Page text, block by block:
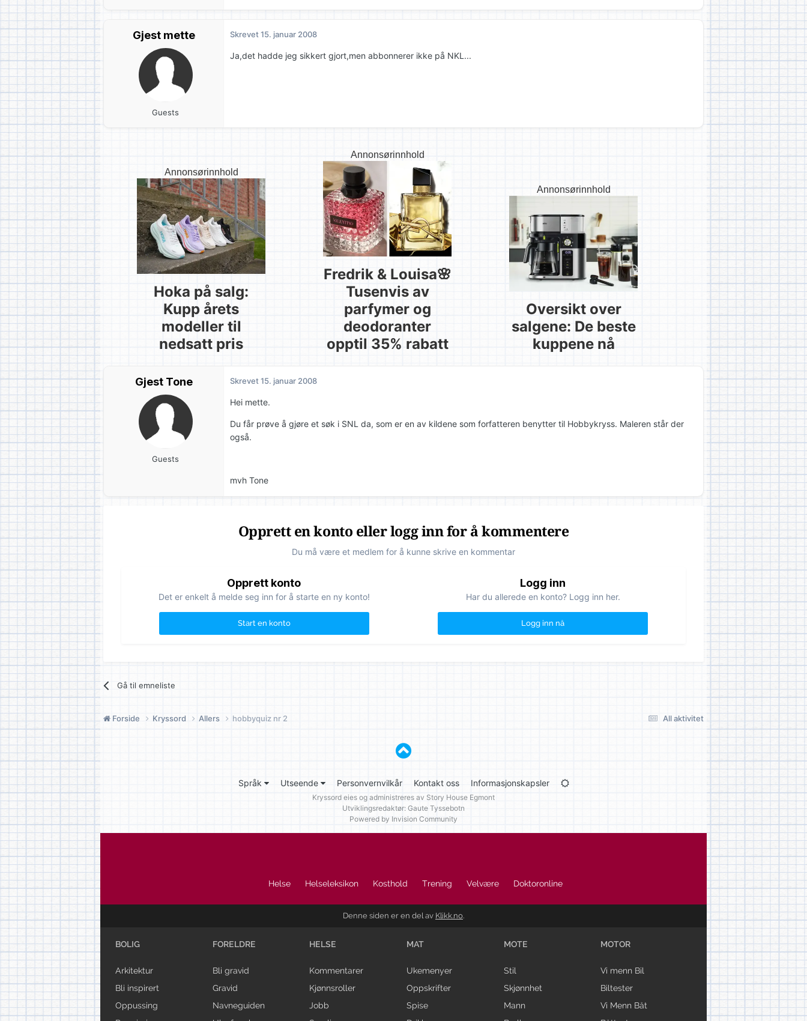
Gjest mette
Guests
Skrevet15. januar 2008
Ja,det hadde jeg sikkert gjort,men abbonnerer ikke på NKL...
Annonsørinnhold
Hoka på salg:
Kupp årets
modeller til
nedsatt pris
Annonsørinnhold
Fredrik & Louisa🌸
Tusenvis av
parfymer og
deodoranter
opptil 35% rabatt
Annonsørinnhold
Oversikt over
salgene: De beste
kuppene nå
Gjest Tone
Guests
Skrevet15. januar 2008
Hei mette.
Du får prøve å gjøre et søk i SNL da, som er en av kildene som forfatteren benytter til Hobbykryss. Maleren står der
også.
mvh Tone
Opprett en konto eller logg inn for å kommentere
Du må være et medlem for å kunne skrive en kommentar
Opprett konto
Det er enkelt å melde seg inn for å starte en ny konto!
Start en konto
Logg inn
Har du allerede en konto? Logg inn her.
Logg inn nå
Gå til emneliste
All aktivitet
Forside Kryssord Allers hobbyquiz nr 2
Språk Utseende Personvernvilkår Kontakt oss Informasjonskapsler
Kryssord eies og administreres av Story House Egmont
Utviklingsredaktør: Gaute Tyssebotn
Powered by Invision Community
Helse Helseleksikon Kosthold Trening Velvære Doktoronline
Denne siden er en del av Klikk.no.
BOLIG
Arkitektur
Bli inspirert
Oppussing
FORELDRE
Bli gravid
Gravid
Navneguiden
HELSE
Kommentarer
Kjønnsroller
Jobb
MAT
Ukemenyer
Oppskrifter
Spise
MOTE
Stil
Skjønnhet
Mann
MOTOR
Vi menn Bil
Biltester
Vi Menn Båt